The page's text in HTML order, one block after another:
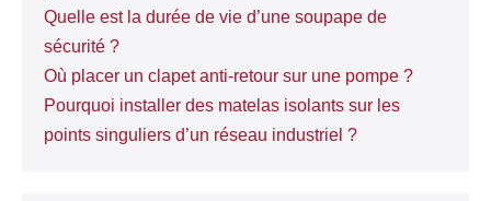
Quelle est la durée de vie d’une soupape de
sécurité ?
Où placer un clapet anti-retour sur une pompe ?
Pourquoi installer des matelas isolants sur les
points singuliers d’un réseau industriel ?